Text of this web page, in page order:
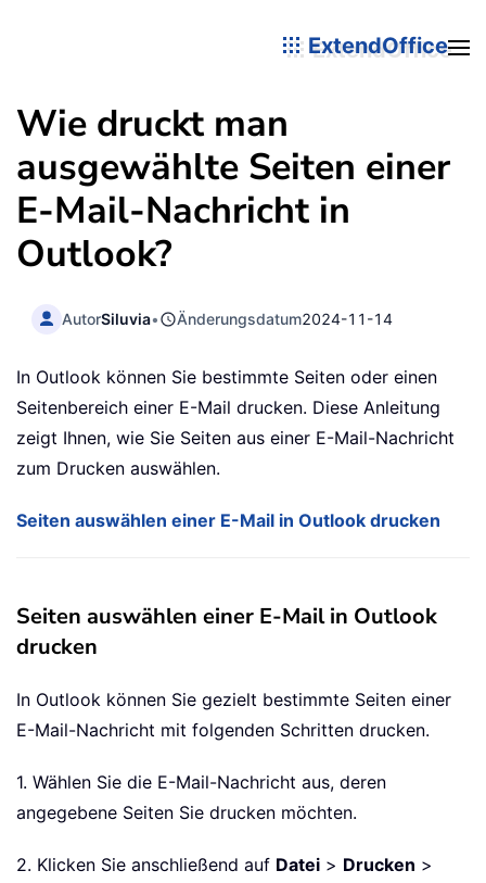
ExtendOffice
Wie druckt man
ausgewählte Seiten einer
E-Mail-Nachricht in
Outlook?
AutorSiluvia• Änderungsdatum2024-11-14
In Outlook können Sie bestimmte Seiten oder einen
Seitenbereich einer E-Mail drucken. Diese Anleitung
zeigt Ihnen, wie Sie Seiten aus einer E-Mail-Nachricht
zum Drucken auswählen.
Seiten auswählen einer E-Mail in Outlook drucken
Seiten auswählen einer E-Mail in Outlook
drucken
In Outlook können Sie gezielt bestimmte Seiten einer
E-Mail-Nachricht mit folgenden Schritten drucken.
1. Wählen Sie die E-Mail-Nachricht aus, deren
angegebene Seiten Sie drucken möchten.
2. Klicken Sie anschließend auf Datei > Drucken >